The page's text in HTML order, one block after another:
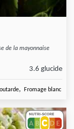
de la mayonnaise
3.6 glucide
, Fromage blanc